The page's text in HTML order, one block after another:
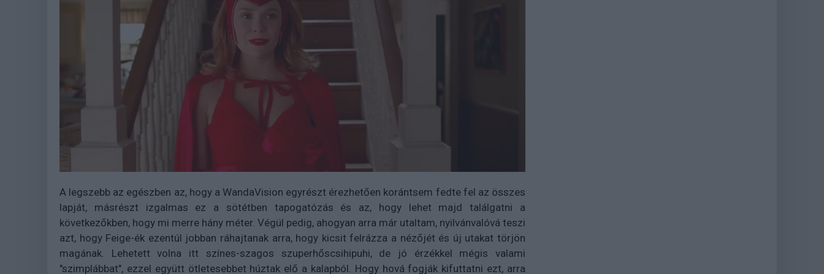
A legszebb az egészben az, hogy a WandaVision egyrészt érezhetően korántsem fedte fel az összes
lapját, másrészt izgalmas ez a sötétben tapogatózás és az, hogy lehet majd találgatni a
következőkben, hogy mi merre hány méter. Végül pedig, ahogyan arra már utaltam, nyilvánvalóvá teszi
azt, hogy Feige-ék ezentúl jobban ráhajtanak arra, hogy kicsit felrázza a nézőjét és új utakat törjön
magának. Lehetett volna itt színes-szagos szuperhőscsihipuhi, de jó érzékkel mégis valami
"szimplábbat", ezzel együtt ötletesebbet húztak elő a kalapból. Hogy hová fogják kifuttatni ezt, arra